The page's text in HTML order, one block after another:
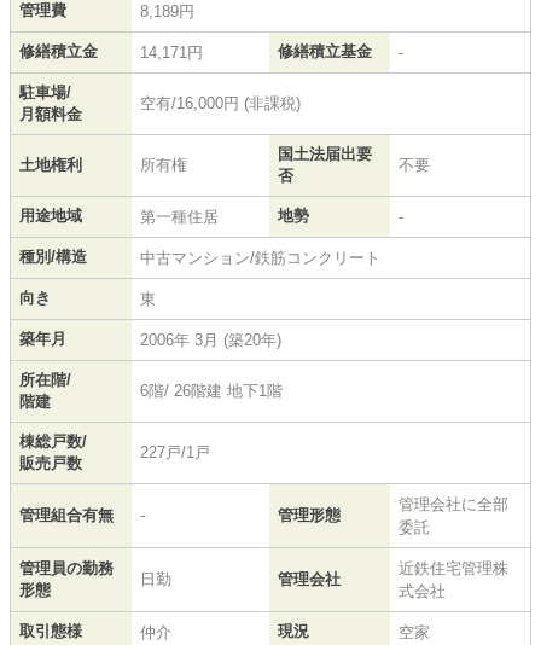
管理費 8,189円
修繕積立金 14,171円 修繕積立基金 -
駐車場/
月額料金
空有/16,000円 (非課税)
土地権利 所有権
国土法届出要
否
不要
用途地域 第一種住居 地勢 -
種別/構造 中古マンション/鉄筋コンクリート
向き 東
築年月 2006年 3月 (築20年)
所在階/
階建
6階/ 26階建 地下1階
棟総戸数/
販売戸数
227戸/1戸
管理組合有無 - 管理形態
管理会社に全部
委託
管理員の勤務
形態
日勤 管理会社
近鉄住宅管理株
式会社
取引態様 仲介 現況 空家